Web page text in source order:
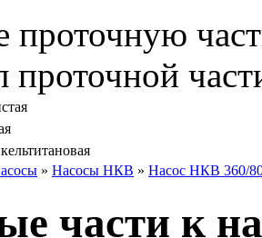
проточную
проточной
» Насосы НКВ » Насос НКВ 360/
части к